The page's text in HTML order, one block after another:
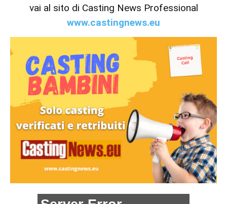
vai al sito di Casting News Professional
www.castingnews.eu